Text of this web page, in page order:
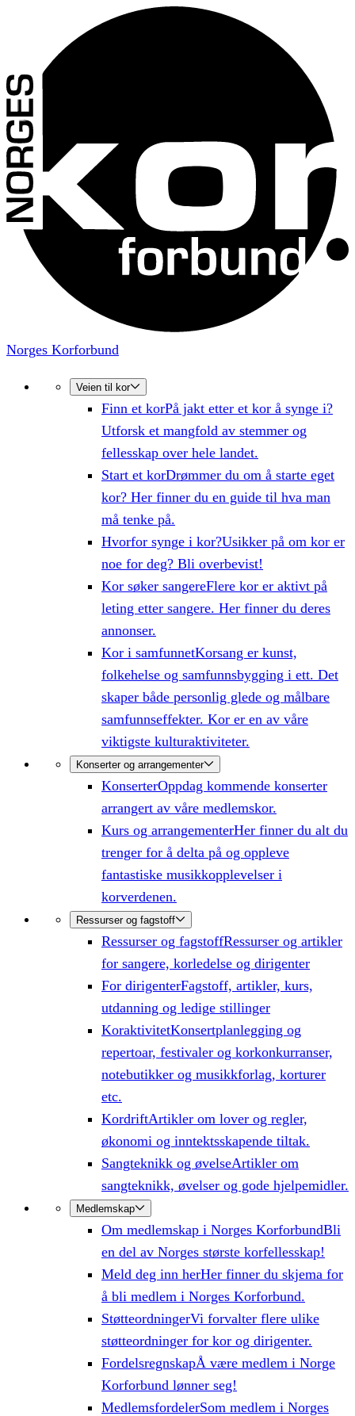
Norges Korforbund
Veien til kor
Finn et korPå jakt etter et kor å synge i?
Utforsk et mangfold av stemmer og
fellesskap over hele landet.
Start et korDrømmer du om å starte eget
kor? Her finner du en guide til hva man
må tenke på.
Hvorfor synge i kor?Usikker på om kor er
noe for deg? Bli overbevist!
Kor søker sangereFlere kor er aktivt på
leting etter sangere. Her finner du deres
annonser.
Kor i samfunnetKorsang er kunst,
folkehelse og samfunnsbygging i ett. Det
skaper både personlig glede og målbare
samfunnseffekter. Kor er en av våre
viktigste kulturaktiviteter.
Konserter og arrangementer
KonserterOppdag kommende konserter
arrangert av våre medlemskor.
Kurs og arrangementerHer finner du alt du
trenger for å delta på og oppleve
fantastiske musikkopplevelser i
korverdenen.
Ressurser og fagstoff
Ressurser og fagstoffRessurser og artikler
for sangere, korledelse og dirigenter
For dirigenterFagstoff, artikler, kurs,
utdanning og ledige stillinger
KoraktivitetKonsertplanlegging og
repertoar, festivaler og korkonkurranser,
notebutikker og musikkforlag, korturer
etc.
KordriftArtikler om lover og regler,
økonomi og inntektsskapende tiltak.
Sangteknikk og øvelseArtikler om
sangteknikk, øvelser og gode hjelpemidler.
Medlemskap
Om medlemskap i Norges KorforbundBli
en del av Norges største korfellesskap!
Meld deg inn herHer finner du skjema for
å bli medlem i Norges Korforbund.
StøtteordningerVi forvalter flere ulike
støtteordninger for kor og dirigenter.
FordelsregnskapÅ være medlem i Norge
Korforbund lønner seg!
MedlemsfordelerSom medlem i Norges